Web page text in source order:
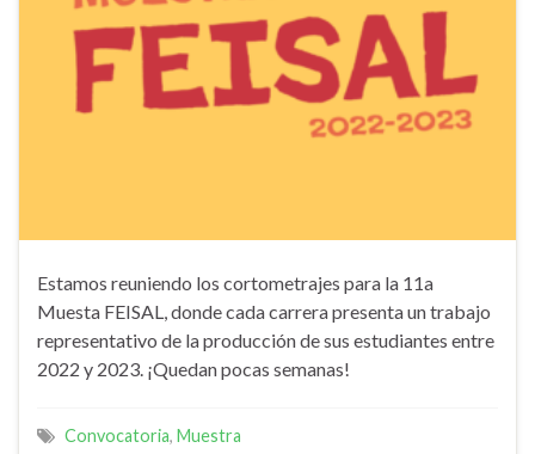
Estamos reuniendo los cortometrajes para la 11a
Muesta FEISAL, donde cada carrera presenta un trabajo
representativo de la producción de sus estudiantes entre
2022 y 2023. ¡Quedan pocas semanas!
Convocatoria, Muestra